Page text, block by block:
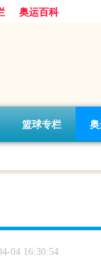
奥运百科
篮球专栏
04 16:30:54